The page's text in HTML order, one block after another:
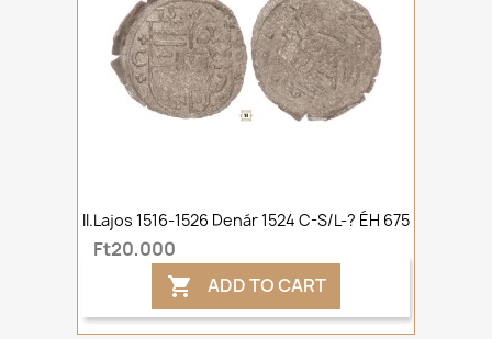
II.Lajos 1516-1526 Denár 1524 C-S/L-? ÉH 675
Ft20,000
 ADD TO CART